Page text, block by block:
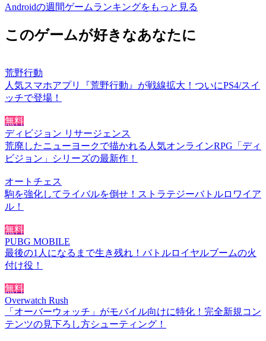
Androidの週間ゲームランキングをもっと見る
このゲームが好きなあなたに
荒野行動
人気スマホアプリ『荒野行動』が戦線拡大！ついにPS4/スイ
ッチで登場！
無料
ディビジョン リサージェンス
荒廃したニューヨークで描かれる人気オンラインRPG「ディ
ビジョン」シリーズの最新作！
オートチェス
駒を強化してライバルを倒せ！ストラテジーバトルロワイア
ル！
無料
PUBG MOBILE
最後の1人になるまで生き残れ！バトルロイヤルブームの火
付け役！
無料
Overwatch Rush
「オーバーウォッチ」がモバイル向けに特化！完全新規コン
テンツの見下ろし方シューティング！